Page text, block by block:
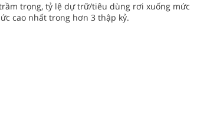
trọng, tỷ lệ dự trữ/tiêu dùng rơi xuống mức
cao nhất trong hơn 3 thập kỷ.